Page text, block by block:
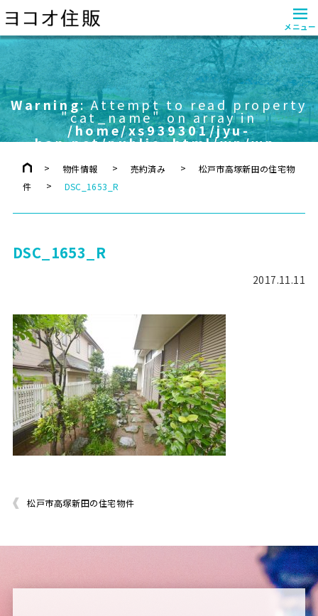
≡
メニュー
Warning: Attempt to read property
"cat_name" on array in
/home/xs939301/jyu-
han.net/public_html/wp/wp-
on line 757
物件情報 売約済み
松戸市高塚新田の住宅物
件
DSC_1653_R
DSC_1653_R
2017.11.11
松戸市高塚新田の住宅物件